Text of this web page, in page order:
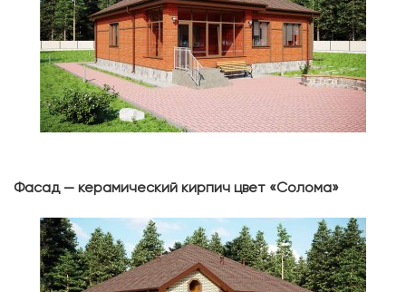
Фасад — керамический кирпич цвет «Солома»